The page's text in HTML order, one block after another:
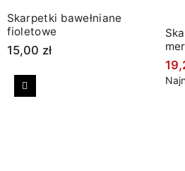
Skarpetki bawełniane
fioletowe
15,00 zł
Poprzedni